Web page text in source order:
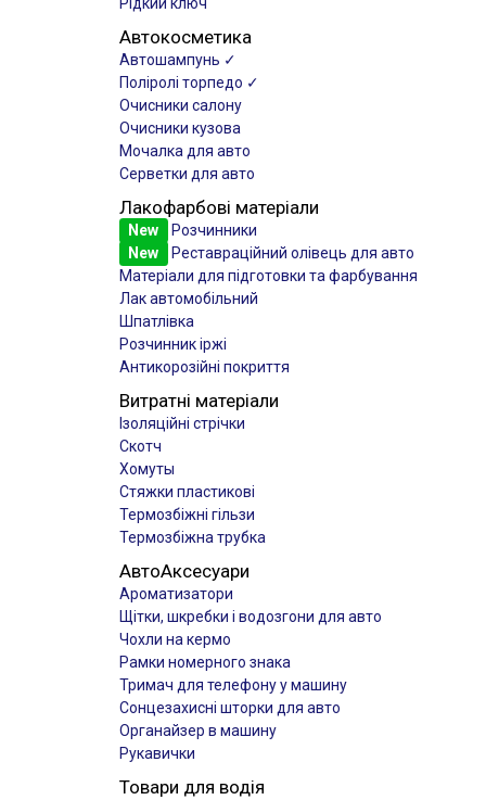
Автокосметика
Автошампунь ✓
Поліролі торпедо ✓
Очисники салону
Очисники кузова
Мочалка для авто
Серветки для авто
Лакофарбові матеріали
New
Розчинники
New
Реставраційний олівець для авто
Матеріали для підготовки та фарбування
Лак автомобільний
Шпатлівка
Розчинник іржі
Антикорозійні покриття
Витратні матеріали
Ізоляційні стрічки
Скотч
Хомуты
Стяжки пластикові
Термозбіжні гільзи
Термозбіжна трубка
АвтоАксесуари
Ароматизатори
Щітки, шкребки і водозгони для авто
Чохли на кермо
Рамки номерного знака
Тримач для телефону у машину
Сонцезахисні шторки для авто
Органайзер в машину
Рукавички
Товари для водія